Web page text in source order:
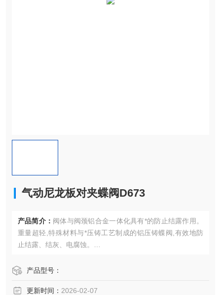
气动尼龙板对夹蝶阀D673
产品简介： 阀体与阀颈铝合金一体化具有*的防止结露作用。
重量超轻,特殊材料与*压铸工艺制成的铝压铸蝶阀,有效地防
止结露、结灰、电腐蚀。
产品型号：
更新时间： 2026-02-07